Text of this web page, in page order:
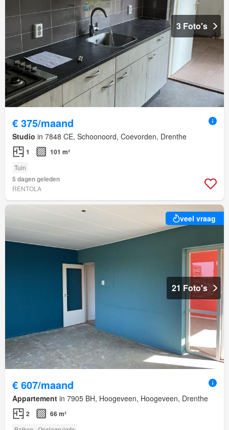
3 Foto's
€ 375/maand
Studio in 7848 CE, Schoonoord, Coevorden, Drenthe
1 101 m²
Tuin
5 dagen geleden
RENTOLA
veel vraag
21 Foto's
€ 607/maand
Appartement in 7905 BH, Hoogeveen, Hoogeveen, Drenthe
2 66 m²